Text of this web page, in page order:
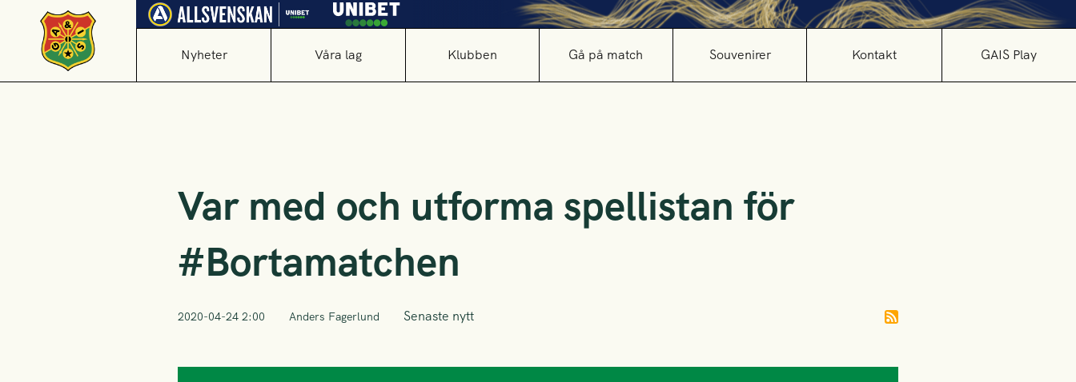
Nyheter Våra lag Klubben Gå på match Souvenirer Kontakt GAIS Play
Var med och utforma spellistan för
#Bortamatchen
2020-04-24 2:00 Anders Fagerlund Senaste nytt